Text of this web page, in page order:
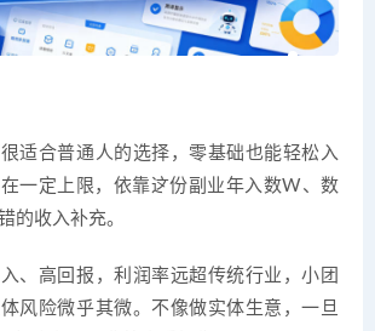
适合普通人的选择，零基础也能轻松入
一定上限，依靠这份副业年入数W、数
的收入补充。
、高回报，利润率远超传统行业，小团
风险微乎其微。不像做实体生意，一旦